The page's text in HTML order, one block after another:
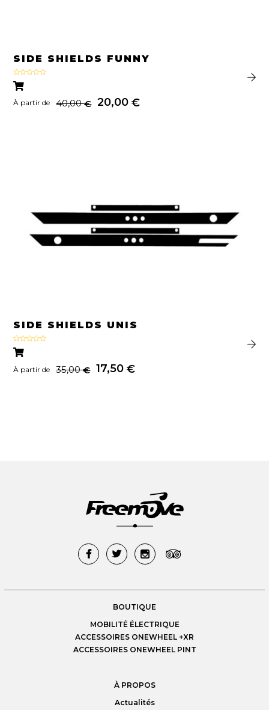
SIDE SHIELDS FUNNY
Note
sur 5
À partir de 40,00€ 20,00€
SIDE SHIELDS UNIS
Note
sur 5
À partir de 35,00€ 17,50€
BOUTIQUE
MOBILITÉ ÉLECTRIQUE
ACCESSOIRES ONEWHEEL +XR
ACCESSOIRES ONEWHEEL PINT
À PROPOS
Actualités